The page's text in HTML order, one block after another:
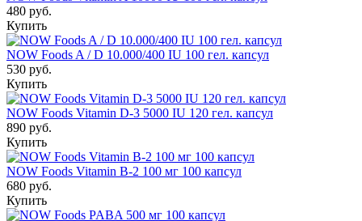
480 руб.
Купить
NOW Foods A / D 10.000/400 IU 100 гел. капсул
530 руб.
Купить
NOW Foods Vitamin D-3 5000 IU 120 гел. капсул
890 руб.
Купить
NOW Foods Vitamin B-2 100 мг 100 капсул
680 руб.
Купить